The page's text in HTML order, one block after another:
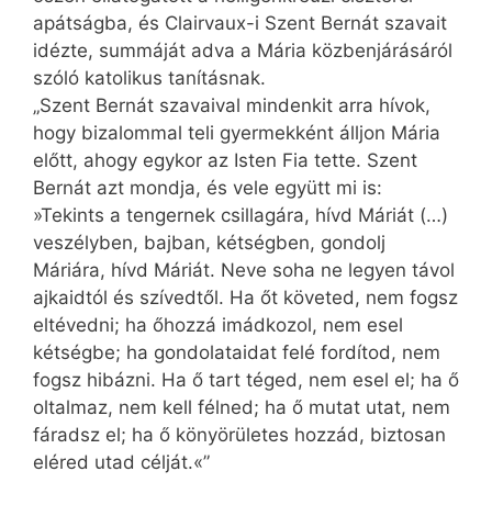
apátságba, és Clairvaux-i Szent Bernát szavait
idézte, summáját adva a Mária közbenjárásáról
szóló katolikus tanításnak.
„Szent Bernát szavaival mindenkit arra hívok,
hogy bizalommal teli gyermekként álljon Mária
előtt, ahogy egykor az Isten Fia tette. Szent
Bernát azt mondja, és vele együtt mi is:
»Tekints a tengernek csillagára, hívd Máriát (…)
veszélyben, bajban, kétségben, gondolj
Máriára, hívd Máriát. Neve soha ne legyen távol
ajkaidtól és szívedtől. Ha őt követed, nem fogsz
eltévedni; ha őhozzá imádkozol, nem esel
kétségbe; ha gondolataidat felé fordítod, nem
fogsz hibázni. Ha ő tart téged, nem esel el; ha ő
oltalmaz, nem kell félned; ha ő mutat utat, nem
fáradsz el; ha ő könyörületes hozzád, biztosan
eléred utad célját.«”